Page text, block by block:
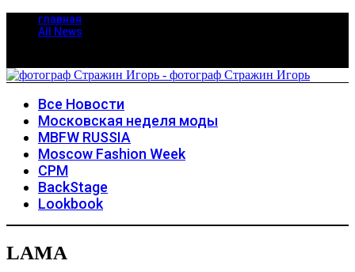
главная
All News
Все Новости
Московская неделя моды
MBFW RUSSIA
Moscow Fashion Week
CPM
BackStage
Lookbook
LAMA